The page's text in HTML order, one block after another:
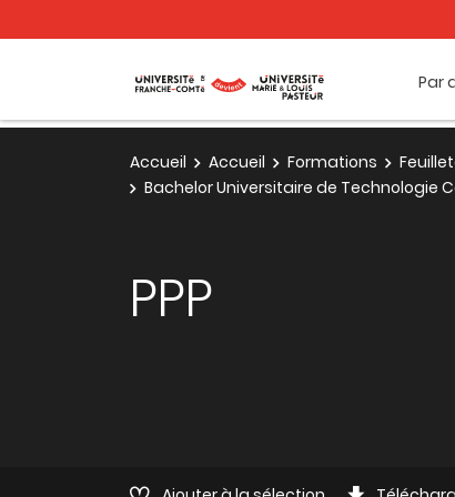
Par
Accueil Accueil Formations
Bachelor Universitaire de
PPP